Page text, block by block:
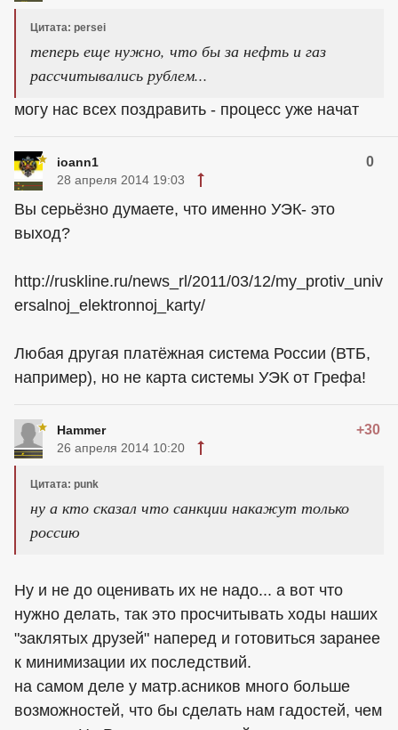
Цитата: persei
теперь еще нужно, что бы за нефть и газ
рассчитывались рублем...
могу нас всех поздравить - процесс уже начат
ioann1 0
28 апреля 2014 19:03
Вы серьёзно думаете, что именно УЭК- это
выход?
http://ruskline.ru/news_rl/2011/03/12/my_protiv_univ
ersalnoj_elektronnoj_karty/
Любая другая платёжная система России (ВТБ,
например), но не карта системы УЭК от Грефа!
Hammer +30
26 апреля 2014 10:20
Цитата: punk
ну а кто сказал что санкции накажут только
россию
Ну и не до оценивать их не надо... а вот что
нужно делать, так это просчитывать ходы наших
"заклятых друзей" наперед и готовиться заранее
к минимизации их последствий.
на самом деле у матр.асников много больше
возможностей, что бы сделать нам гадостей, чем